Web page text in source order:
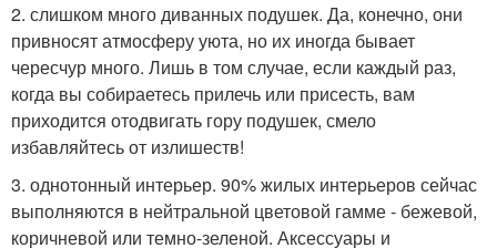
2. слишком много диванных подушек. Да, конечно, они
привносят атмосферу уюта, но их иногда бывает
чересчур много. Лишь в том случае, если каждый раз,
когда вы собираетесь прилечь или присесть, вам
приходится отодвигать гору подушек, смело
избавляйтесь от излишеств!
3. однотонный интерьер. 90% жилых интерьеров сейчас
выполняются в нейтральной цветовой гамме - бежевой,
коричневой или темно-зеленой. Аксессуары и